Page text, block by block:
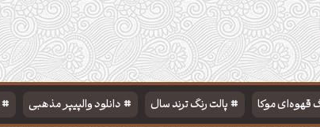
قهوه‌ای موکا پالت رنگ ترند سال دانلود والپیپر مذهبی